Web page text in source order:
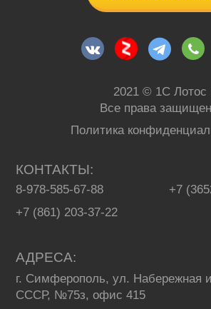
2021 © 1С Лотос
Все права
Политика
КОНТАКТЫ
8-978-585-67-88
+7
+7 (861) 203-37-22
АДРЕСА
г. Симферополь, ул. Набережная
СССР, №75з, офис 415